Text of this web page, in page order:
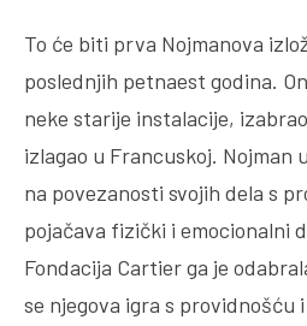
To će biti prva Nojmanova
poslednjih petnaest godina.
neke starije instalacije,
izlagao u Francuskoj. Nojman
na povezanosti svojih dela s
pojačava fizički i emocionalni
Fondacija Cartier ga je
se njegova igra s providnošću